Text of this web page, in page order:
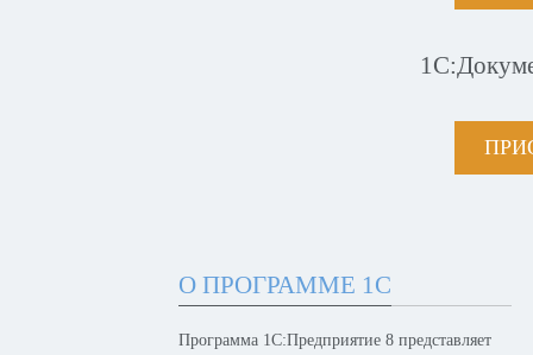
О ПРОГРАММЕ 1С
Программа 1С:Предприятие 8 представляет